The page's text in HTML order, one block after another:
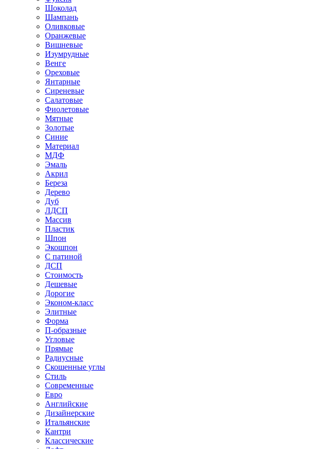
Шоколад
Шампань
Оливковые
Оранжевые
Вишневые
Изумрудные
Венге
Ореховые
Янтарные
Сиреневые
Салатовые
Фиолетовые
Мятные
Золотые
Синие
Материал
МДФ
Эмаль
Акрил
Береза
Дерево
Дуб
ЛДСП
Массив
Пластик
Шпон
Экошпон
С патиной
ДСП
Стоимость
Дешевые
Дорогие
Эконом-класс
Элитные
Форма
П-образные
Угловые
Прямые
Радиусные
Скошенные углы
Стиль
Современные
Евро
Английские
Дизайнерские
Итальянские
Кантри
Классические